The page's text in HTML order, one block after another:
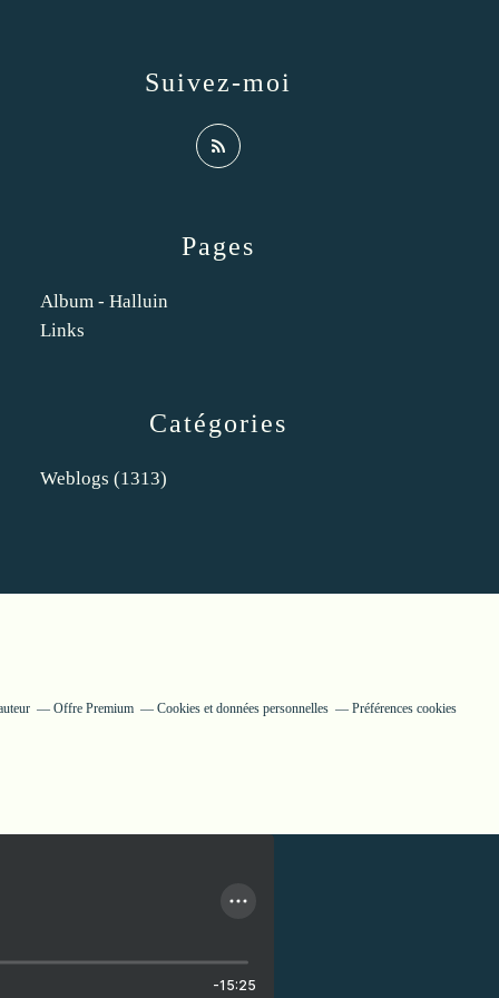
Catégories
Weblogs (1313)
Pages
Album - Halluin
Links
Suivez-moi
Offre Premium Cookies et données personnelles Préférences cookies
-15:25